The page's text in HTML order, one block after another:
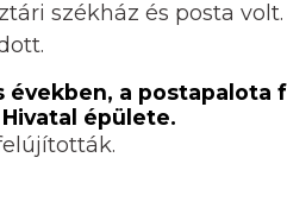
székház és posta
években, a
épülete.